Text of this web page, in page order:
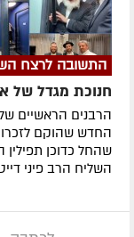
התשובה לרצח
חנוכת מגדל של
הרבנים הראשיים
החדש שהוקם
שהחל כדוכן תפילין
השליח הרב פיני